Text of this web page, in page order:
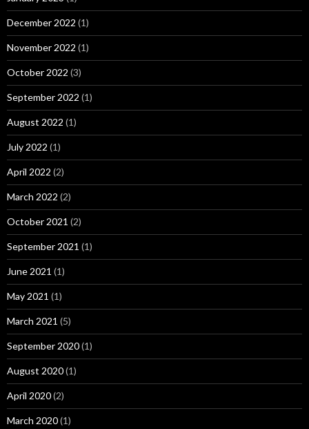
December 2022 (1)
November 2022 (1)
October 2022 (3)
September 2022 (1)
August 2022 (1)
July 2022 (1)
April 2022 (2)
March 2022 (2)
October 2021 (2)
September 2021 (1)
June 2021 (1)
May 2021 (1)
March 2021 (5)
September 2020(1)
August 2020(1)
April 2020(2)
March 2020(1)